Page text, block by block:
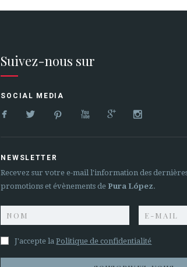
Suivez-nous sur
SOCIAL MEDIA
     
NEWSLETTER
Recevez sur votre e-mail l'information des
promotions et évènements de Pura López.
J'accepte laPolitique de confidentialité